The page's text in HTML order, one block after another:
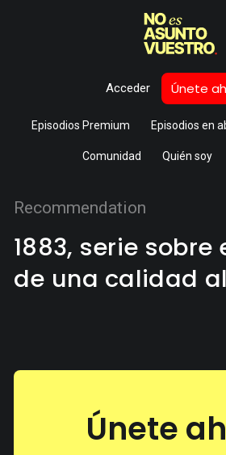
Acceder Únete
Episodios Premium Episodios en
Comunidad Quién soy
Recommendation
1883, serie sobre
de una calidad
Únete